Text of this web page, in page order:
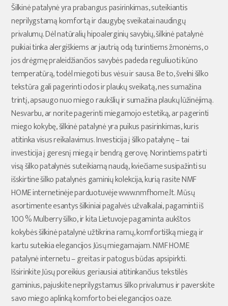
Šilkinė patalynė yra prabangus pasirinkimas, suteikiantis
neprilygstamą komfortą ir daugybę sveikatai naudingų
privalumų. Dėl natūralių hipoalerginių savybių, šilkinė patalynė
puikiai tinka alergiškiems ar jautrią odą turintiems žmonėms, o
jos drėgmę praleidžiančios savybės padeda reguliuoti kūno
temperatūrą, todėl miegoti bus vėsu ir sausa. Be to, švelni šilko
tekstūra gali pagerinti odos ir plaukų sveikatą, nes sumažina
trintį, apsaugo nuo miego raukšlių ir sumažina plaukų lūžinėjimą.
Nesvarbu, ar norite pagerinti miegamojo estetiką, ar pagerinti
miego kokybę, šilkinė patalynė yra puikus pasirinkimas, kuris
atitinka visus reikalavimus. Investicija į šilko patalynę – tai
investicija į geresnį miegą ir bendrą gerovę. Norintiems patirti
visą šilko patalynės suteikiamą naudą, kviečiame susipažinti su
išskirtine šilko patalynės gaminių kolekcija, kurią rasite NMF
HOME internetinėje parduotuvėje www.nmfhome.lt. Mūsų
asortimente esantys šilkiniai pagalvės užvalkalai, pagaminti iš
100 % Mulberry šilko, ir kita Lietuvoje pagaminta aukštos
kokybės šilkinė patalynė užtikrina ramų, komfortišką miegą ir
kartu suteikia elegancijos Jūsų miegamajam. NMF HOME
patalynė internetu – greitas ir patogus būdas apsipirkti.
Išsirinkite Jūsų poreikius geriausiai atitinkančius tekstilės
gaminius, pajuskite neprilygstamus šilko privalumus ir paverskite
savo miego aplinką komforto bei elegancijos oaze.